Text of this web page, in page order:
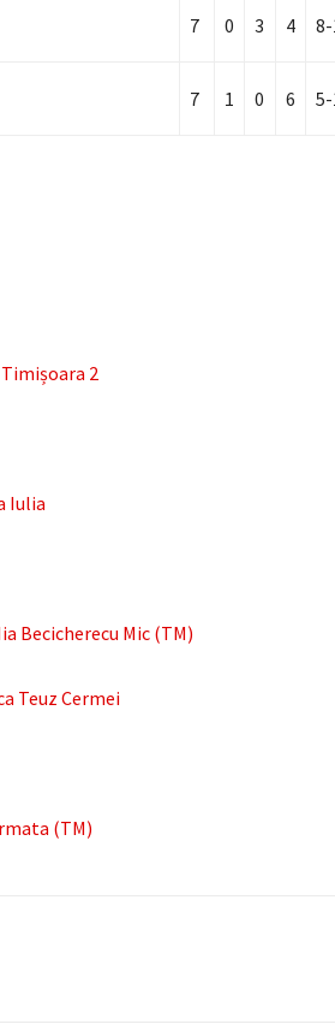
7 0 3 4
7 1 0 6
2
Iulia
Becicherecu Mic (TM)
Teuz Cermei
(TM)